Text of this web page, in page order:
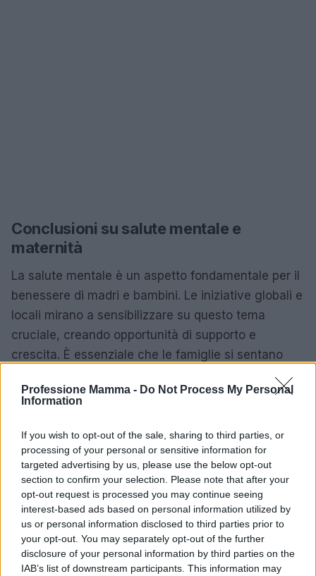
Professione Mamma - Do Not Process My Personal
Information
If you wish to opt-out of the sale, sharing to third parties, or
processing of your personal or sensitive information for
targeted advertising by us, please use the below opt-out
section to confirm your selection. Please note that after your
opt-out request is processed you may continue seeing
interest-based ads based on personal information utilized by
us or personal information disclosed to third parties prior to
your opt-out. You may separately opt-out of the further
disclosure of your personal information by third parties on the
IAB’s list of downstream participants. This information may
Conclusioni su salute mentale e
maternità
La salute mentale è un aspetto fondamentale per il
benessere di madri e bambini. Le iniziative globali e
locali mirano a sensibilizzare su questo tema
cruciale, creando opportunità di supporto e
crescita. È essenziale che le famiglie si sentano
continua promozione della consapevolezza
costruire un futuro in cui ogni bambino possa
crescere in un ambiente sano e amorevole, con
genitori pronti a sostenerli in ogni fase della loro
vita.
AUTORE
AiAdhubMedia